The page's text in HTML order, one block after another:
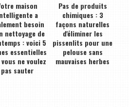
maison
a
besoin
nettoyage de
: voici 5
essentielles
ne voulez
pas sauter
Pas de produits
chimiques : 3
façons naturelles
d'éliminer les
pissenlits pour une
pelouse sans
mauvaises herbes